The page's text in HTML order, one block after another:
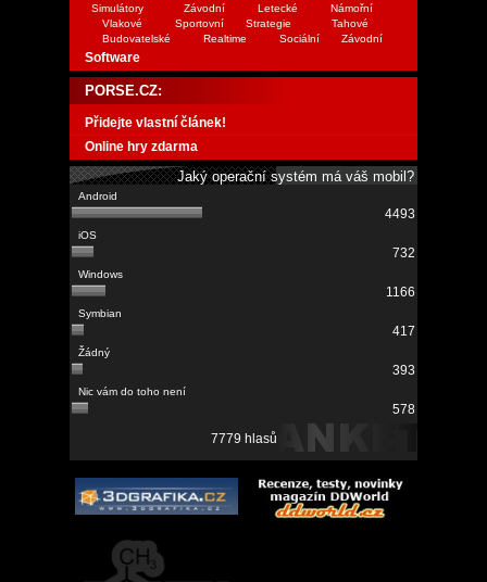
Simulátory
Závodní Letecké
Námořní
Vlakové
Sportovní Strategie
Tahové
Budovatelské
Realtime Sociální Závodní
Software
PORSE.CZ:
Přidejte vlastní článek!
Online hry zdarma
Jaký operační systém má váš mobil?
4493
732
1166
417
393
578
7779 hlasů